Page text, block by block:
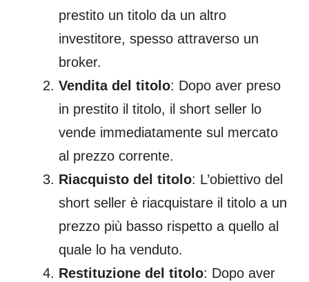
prestito un titolo da un altro
investitore, spesso attraverso un
broker.
Vendita del titolo: Dopo aver preso
in prestito il titolo, il short seller lo
vende immediatamente sul mercato
al prezzo corrente.
Riacquisto del titolo: L’obiettivo del
short seller è riacquistare il titolo a un
prezzo più basso rispetto a quello al
quale lo ha venduto.
Restituzione del titolo: Dopo aver